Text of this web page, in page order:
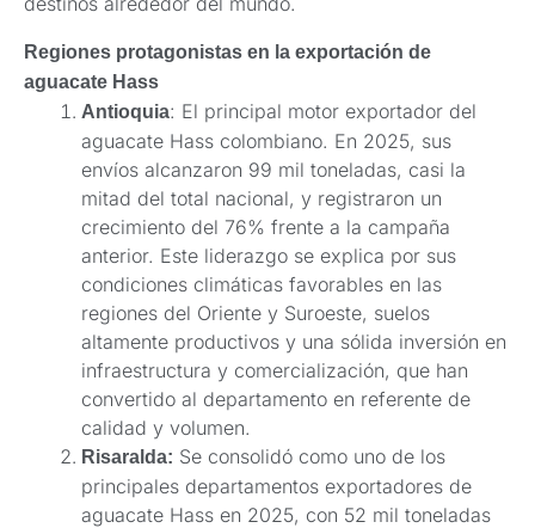
Regiones protagonistas en la exportación de
aguacate Hass
Antioquia: El principal motor exportador del
aguacate Hass colombiano. En 2025, sus
envíos alcanzaron 99 mil toneladas, casi la
mitad del total nacional, y registraron un
crecimiento del 76% frente a la campaña
anterior. Este liderazgo se explica por sus
condiciones climáticas favorables en las
regiones del Oriente y Suroeste, suelos
altamente productivos y una sólida inversión en
infraestructura y comercialización, que han
convertido al departamento en referente de
calidad y volumen.
Risaralda: Se consolidó como uno de los
principales departamentos exportadores de
aguacate Hass en 2025, con 52 mil toneladas